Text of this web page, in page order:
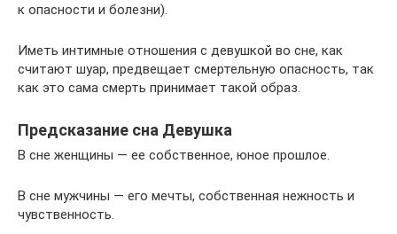
к опасности и болезни).
Иметь интимные отношения с девушкой во сне, как
считают шуар, предвещает смертельную опасность, так
как это сама смерть принимает такой образ.
Предсказание сна Девушка
В сне женщины — ее собственное, юное прошлое.
В сне мужчины — его мечты, собственная нежность и
чувственность.